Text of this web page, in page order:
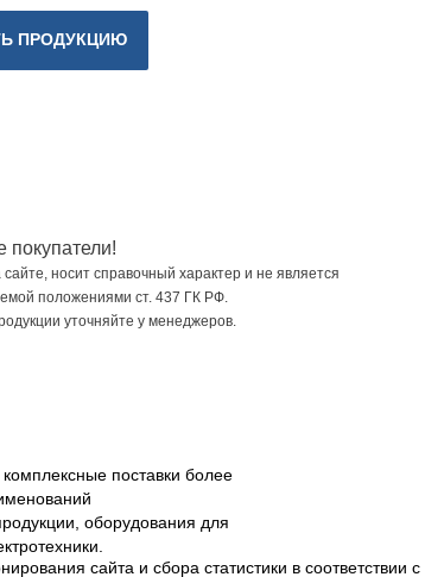
ПРОДУКЦИЮ
носит справочный характер и не является
положениями ст. 437 ГК РФ.
уточняйте у менеджеров.
поставки более
оборудования для
сайта и сбора статистики в соответствии с